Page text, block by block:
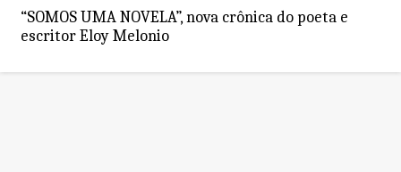
“SOMOS UMA NOVELA”, nova crônica do poeta e
escritor Eloy Melonio